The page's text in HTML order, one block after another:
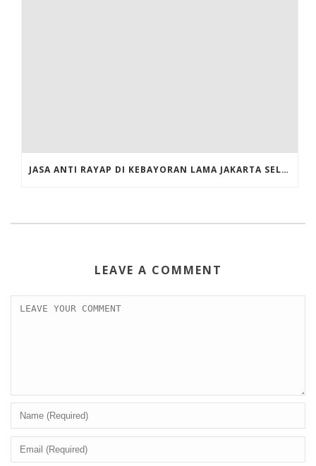
JASA ANTI RAYAP DI KEBAYORAN LAMA JAKARTA SELATAN
LEAVE A COMMENT